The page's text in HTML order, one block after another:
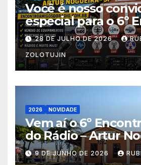
Você é nosso
especial para o 6º
Amigos do Rádio!
Ferroviária Centro
28 DE JULHO DE 2026
ZOLOTUJIN
2026 NOVIDADE
Vem aí o 6º
do Rádio – Artur
10-11/10/2026
9 DE JUNHO DE 2026